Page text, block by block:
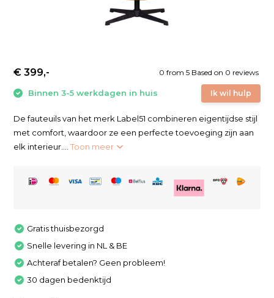
0 from 5 Based on 0 reviews
Ik wil hulp
€ 399,-
Binnen 3-5 werkdagen in huis
De fauteuils van het merk Label51 combineren eigentijdse stijl
met comfort, waardoor ze een perfecte toevoeging zijn aan
elk interieur....Toon meer
Gratis thuisbezorgd
Snelle levering in NL & BE
Achteraf betalen? Geen probleem!
30 dagen bedenktijd